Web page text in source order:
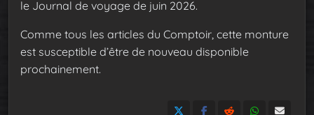
le Journal de voyage de juin 2026.
Comme tous les articles du Comptoir, cette monture
est susceptible d’être de nouveau disponible
prochainement.